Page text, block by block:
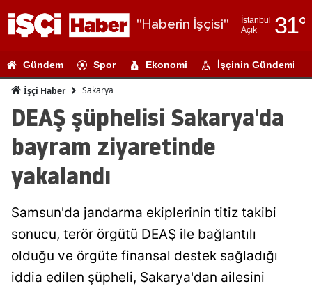
"Haberin İşçisi"
İstanbul
Açık
31°
Adıyaman
Ağrı
Antalya
Aydın
Gündem Spor Ekonomi İşçinin Gündemi
İşçi Haber Sakarya
DEAŞ şüphelisi Sakarya'da
bayram ziyaretinde
yakalandı
Samsun'da jandarma ekiplerinin titiz takibi
sonucu, terör örgütü DEAŞ ile bağlantılı
olduğu ve örgüte finansal destek sağladığı
iddia edilen şüpheli, Sakarya'dan ailesini